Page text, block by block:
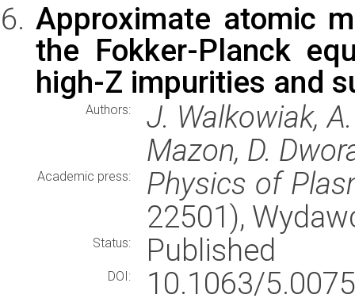
Approximate atomic
the Fokker-Planck
high-Z impurities and
Authors:
J. Walkowiak,
Mazon, D.
Academic press:
Physics of
22501),
Status: Published
DOI:
10.1063/